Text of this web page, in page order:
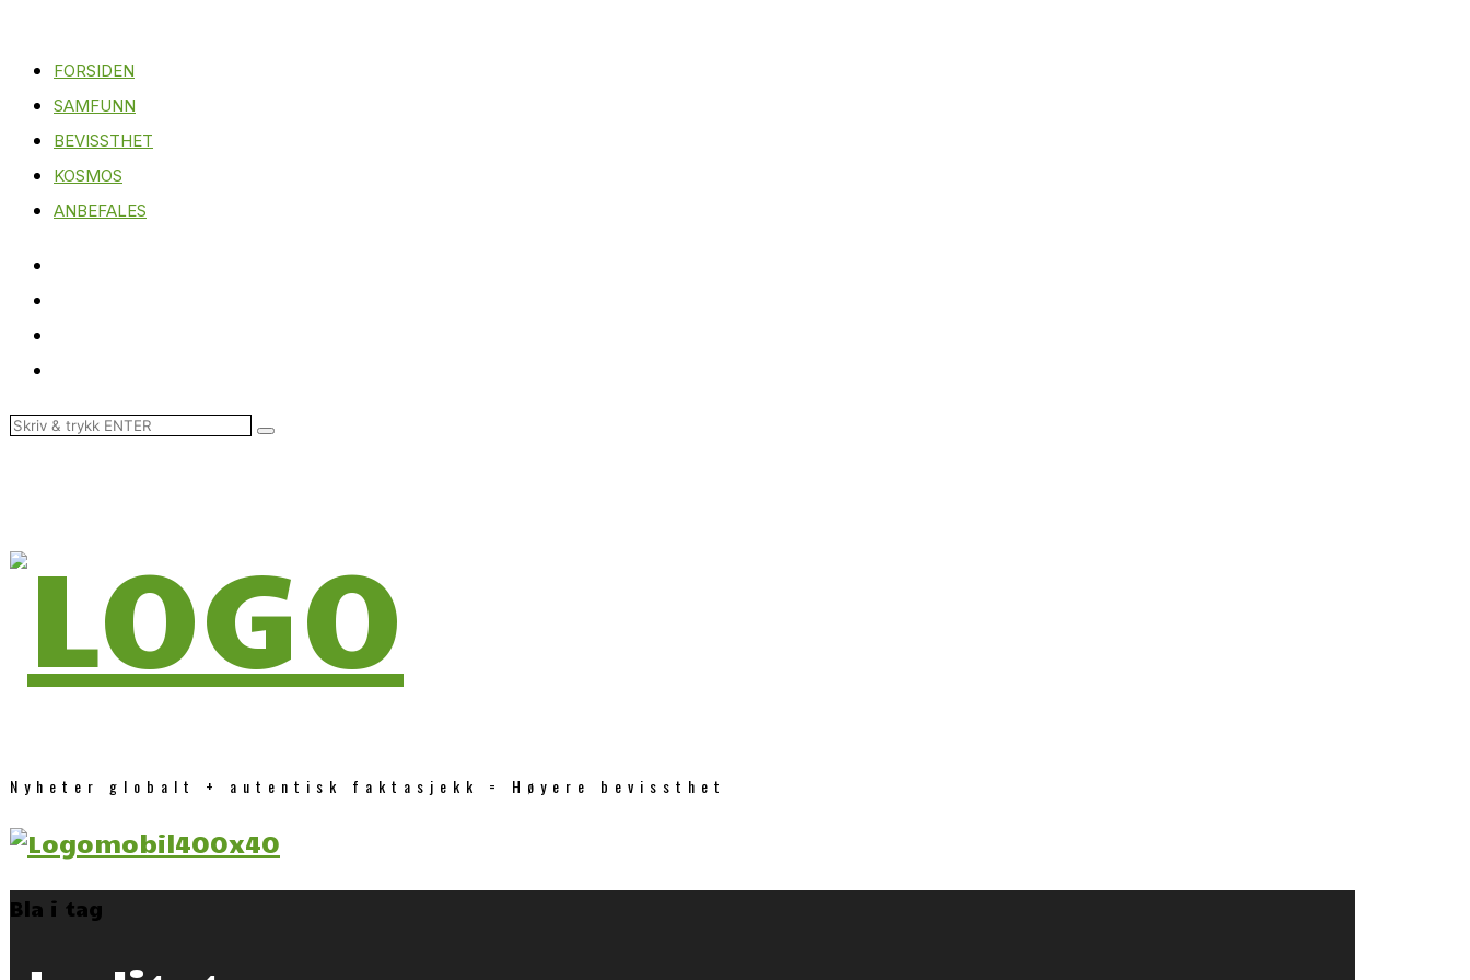
FORSIDEN
SAMFUNN
BEVISSTHET
KOSMOS
ANBEFALES
Nyheter globalt + autentisk faktasjekk = Høyere bevissthet
Bla i tag